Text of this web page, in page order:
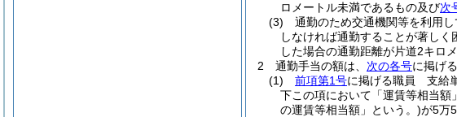
ロメートル未満であるもの及び次
(3)
通勤のため交通機関等を利用
しなければ通勤することが著し
した場合の通勤距離が片道2キロ
2
通勤手当の額は、 次の各号に掲げ
(1)
前項第1号に掲げる職員 支給
下この項において「運賃等相当額
の運賃等相当額」という。)が5万